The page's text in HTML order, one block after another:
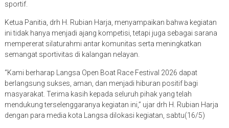
sportif.
Ketua Panitia, drh H. Rubian Harja, menyampaikan bahwa kegiatan
ini tidak hanya menjadi ajang kompetisi, tetapi juga sebagai sarana
mempererat silaturahmi antar komunitas serta meningkatkan
semangat sportivitas di kalangan nelayan.
“Kami berharap Langsa Open Boat Race Festival 2026 dapat
berlangsung sukses, aman, dan menjadi hiburan positif bagi
masyarakat. Terima kasih kepada seluruh pihak yang telah
mendukung terselenggaranya kegiatan ini,” ujar drh H. Rubian Harja
dengan para media kota Langsa dilokasi kegiatan, sabtu(16/5)